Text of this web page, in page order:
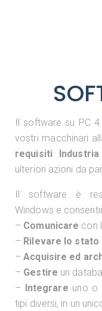
Il software su PC
vostri macchinari
requisiti
ulteriori azioni da
Il software è
Windows e
– Comunicare con
– Rilevare lo stato
–Acquisire ed
– Gestire un
– Integrare uno o
tipi diversi, in un